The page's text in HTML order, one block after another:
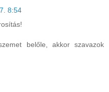
8:54
belőle, akkor szavazok